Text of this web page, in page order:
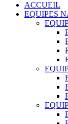
ACCUEIL
EQUIPES